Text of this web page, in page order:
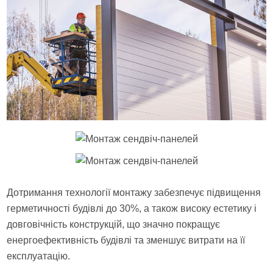
Дотримання технології монтажу забезпечує підвищення
герметичності будівлі до 30%, а також високу естетику і
довговічність конструкцій, що значно покращує
енергоефективність будівлі та зменшує витрати на її
експлуатацію.